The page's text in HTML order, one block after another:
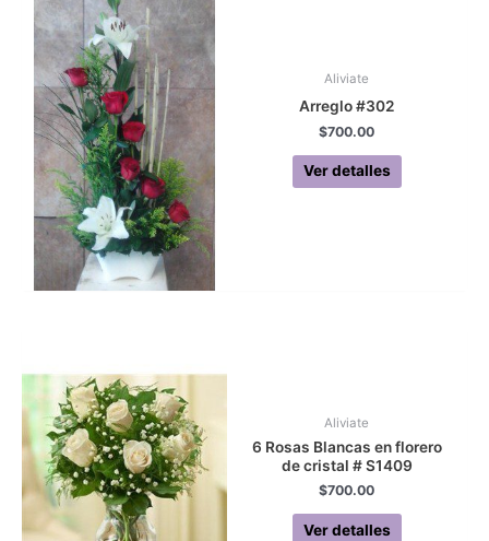
Aliviate
Arreglo #302
$700.00
Ver detalles
Aliviate
6 Rosas Blancas en florero
de cristal # S1409
$700.00
Ver detalles